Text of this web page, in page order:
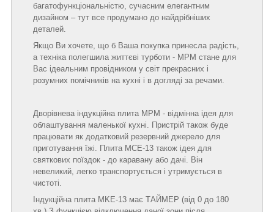
багатофункціональністю, сучасним елегантним
дизайном – тут все продумано до найдрібніших
деталей.
Якщо Ви хочете, що б Ваша покупка принесла радість,
а техніка полегшила життєві турботи - MPM стане для
Вас ідеальним провідником у світ прекрасних і
розумних помічників на кухні і в догляді за речами.
Дворівнева індукційна плита MPM - відмінна ідея для
облаштування маленької кухні. Пристрій також буде
працювати як додатковий резервний джерело для
приготування їжі. Плита МСЕ-13 також ідея для
святкових поїздок - до каравану або дачі. Він
невеликий, легко транспортується і утримується в
чистоті.
Індукційна плита MKE-13 має ТАЙМЕР (від 0 до 180